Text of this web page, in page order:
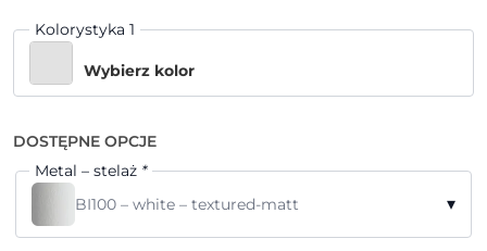
Kolorystyka 1
Wybierz kolor
DOSTĘPNE OPCJE
Metal – stelaż *
BI100 – white – textured-matt
▾